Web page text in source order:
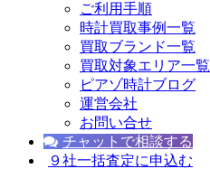
ご利用手順
時計買取事例一覧
買取ブランド一覧
買取対象エリア一覧
ピアゾ時計ブログ
運営会社
お問い合せ
チャットで相談する
９社一括査定に申込む